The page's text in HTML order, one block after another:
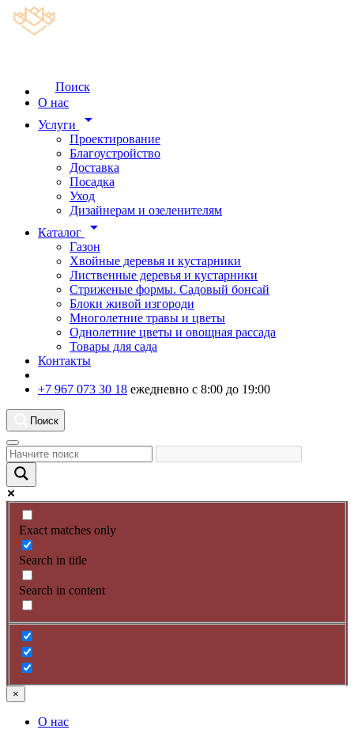
Поиск
О нас
Услуги
arrow_drop_down
Проектирование
Благоустройство
Доставка
Посадка
Уход
Дизайнерам и озеленителям
Каталог
arrow_drop_down
Газон
Хвойные деревья и кустарники
Лиственные деревья и кустарники
Стриженые формы. Садовый бонсай
Блоки живой изгороди
Многолетние травы и цветы
Однолетние цветы и овощная рассада
Товары для сада
Контакты
+7 967 073 30 18 ежедневно с 8:00 до 19:00
Поиск
Exact matches only
Search in title
Search in content
×
О нас